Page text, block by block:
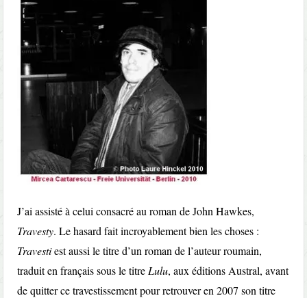
J’ai assisté à celui consacré au roman de John Hawkes,
Travesty. Le hasard fait incroyablement bien les choses :
Travestiest aussi le titre d’un roman de l’auteur roumain,
traduit en français sous le titre Lulu, aux éditions Austral, avant
de quitter ce travestissement pour retrouver en 2007 son titre